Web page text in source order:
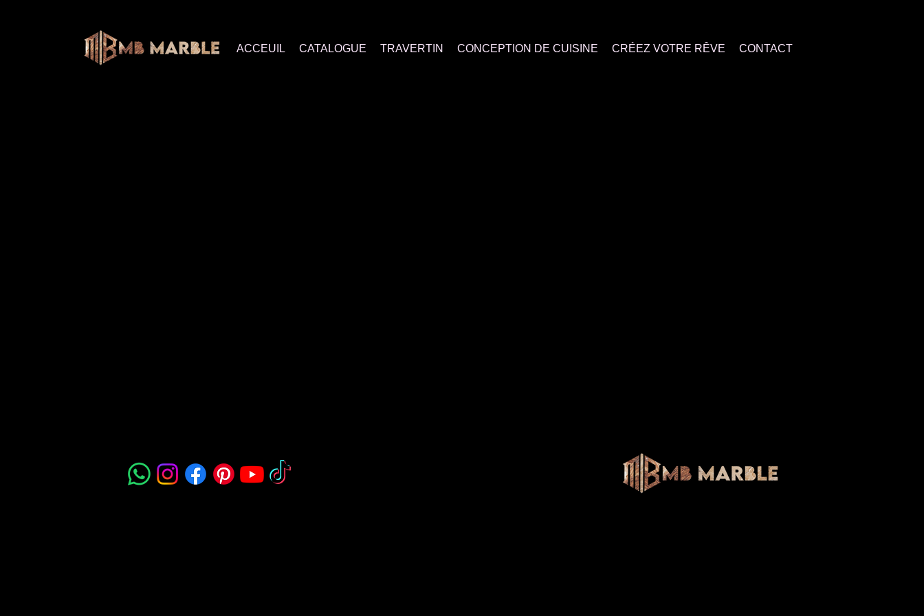
ACCEUIL CATALOGUE TRAVERTIN CONCEPTION DE CUISINE CRÉEZ VOTRE RÊVE CONTACT